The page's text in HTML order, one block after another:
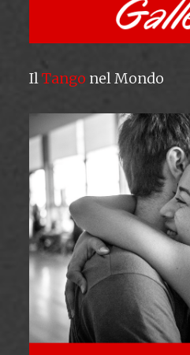
IlTango nel Mondo